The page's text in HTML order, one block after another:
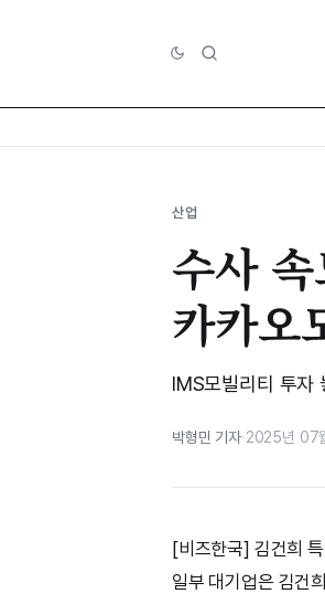
산업
수사
카카오
IMS모빌리티 투자
박형민 기자·2025년 07
[비즈한국] 김건희
일부 대기업은 김건